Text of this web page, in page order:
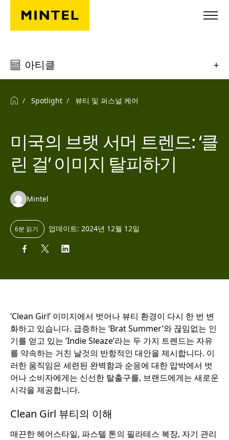
Skip to main content
아티클 +
Spotlight 뷰티 및 퍼스널 케어
미국의 브랫 서머 트렌드: ‘클
린 걸’ 이미지 탈피하기
Authors:
Mintel
6분 읽기 업데이트: 2024년 12월 12일
‘Clean Girl’ 이미지에서 벗어나 뷰티 환경이 다시 한 번 변
화하고 있습니다. 급증하는 ‘Brat Summer’와 끊임없는 인
기를 얻고 있는 ‘Indie Sleaze’라는 두 가지 트렌드는 자유
를 약속하는 거친 날것의 반항적인 대안을 제시합니다. 이
러한 움직임은 세련된 완벽함과 순응에 대한 압박에서 벗
어나 소비자에게는 신선한 탈출구를, 브랜드에게는 새로운
시각을 제공합니다.
Clean Girl 뷰티의 이해
매끈한 헤어스타일, 파스텔 톤의 필라테스 복장, 자기 관리